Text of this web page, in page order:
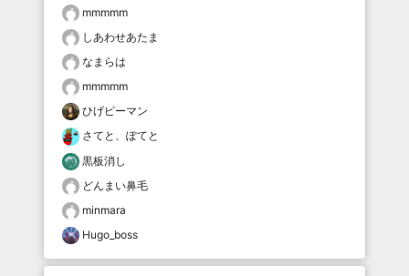
mmmmm
しあわせあたま
なまらは
mmmmm
ひげピーマン
さてと、ぽてと
黒板消し
どんまい鼻毛
minmara
Hugo_boss